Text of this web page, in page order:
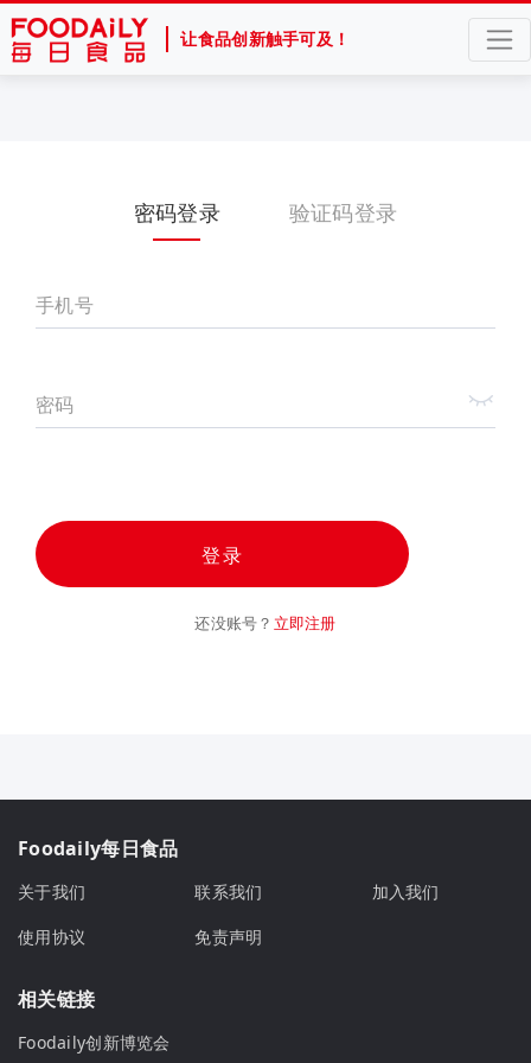
让食品创新触手可及！
密码登录 验证码登录
手机号
密码
登录
还没账号？ 立即注册
Foodaily每日食品
关于我们 联系我们
加入我们
使用协议
免责声明
相关链接
Foodaily创新博览会